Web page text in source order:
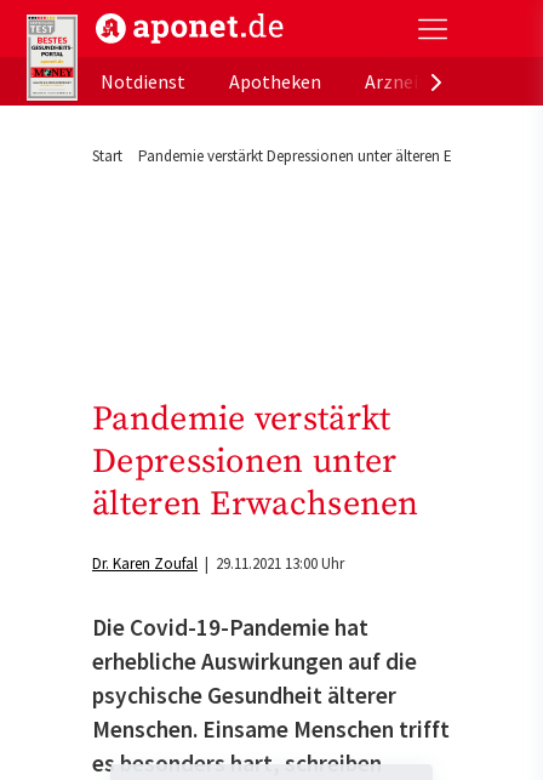
aponet.de - Das offizielle Gesundheitsportal der
Notdienst
Apotheken
Start Pandemie verstärkt Depressionen unter älteren Erwachsenen
Pandemie verstärkt
Depressionen unter
älteren Erwachsenen
Dr. Karen Zoufal | 29.11.2021 13:00 Uhr
Die Covid-19-Pandemie hat
erhebliche Auswirkungen auf die
psychische Gesundheit älterer
Menschen. Einsame Menschen trifft
es besonders hart, schreiben